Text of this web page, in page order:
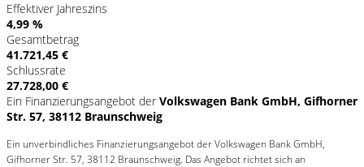
Effektiver Jahreszins
4,99 %
Gesamtbetrag
41.721,45 €
Schlussrate
27.728,00 €
Ein Finanzierungsangebot der Volkswagen Bank GmbH, Gifhorner
Str. 57, 38112 Braunschweig
Ein unverbindliches Finanzierungsangebot der Volkswagen Bank GmbH,
Gifhorner Str. 57, 38112 Braunschweig. Das Angebot richtet sich an